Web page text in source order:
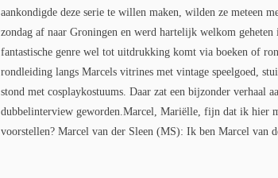
aankondigde deze serie te willen maken, wilden ze meteen
zondag af naar Groningen en werd hartelijk welkom
fantastische genre wel tot uitdrukking komt via boeken of
rondleiding langs Marcels vitrines met vintage speelgoed,
stond met cosplaykostuums. Daar zat een bijzonder verhaal
dubbelinterview geworden.Marcel, Mariëlle, fijn dat ik hier
voorstellen? Marcel van der Sleen (MS): Ik ben Marcel van